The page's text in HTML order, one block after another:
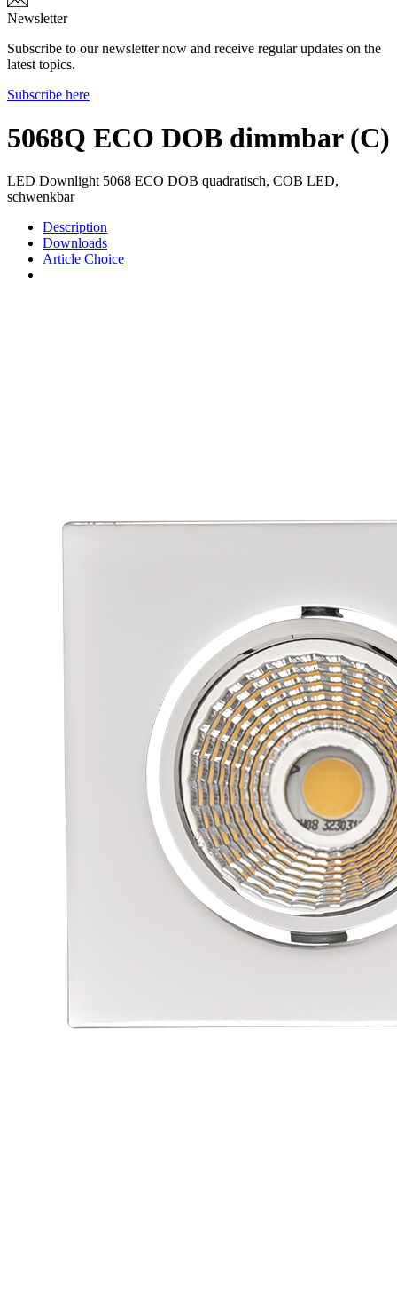
Newsletter
Subscribe to our newsletter now and receive regular updates on the
latest topics.
Subscribe here
5068Q ECO DOB dimmbar (C)
LED Downlight 5068 ECO DOB quadratisch, COB LED,
schwenkbar
Description
Downloads
Article Choice